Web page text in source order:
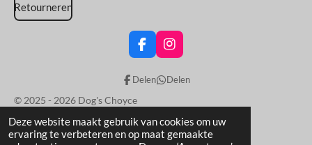
Deze website maakt gebruik van cookies om uw
ervaring te verbeteren en op maat gemaakte
Retourneren
F
a
c
e
o
k
I
n
s
t
r
a
Delen Delen
© 2025 - 2026 Dog's Choyce
Powered byJouwWeb